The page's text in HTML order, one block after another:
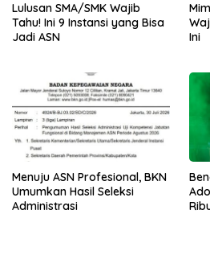
Lulusan SMA/SMK Wajib
Tahu! Ini 9 Instansi yang Bisa
Jadi ASN
Ini
Menuju ASN Profesional, BKN
Umumkan Hasil Seleksi
Administrasi